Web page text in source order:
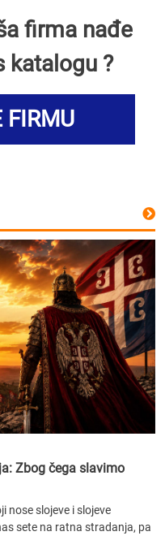
firma nađe
katalogu ?
FIRMU
Zbog čega slavimo
nose slojeve i slojeve
sete na ratna stradanja, pa